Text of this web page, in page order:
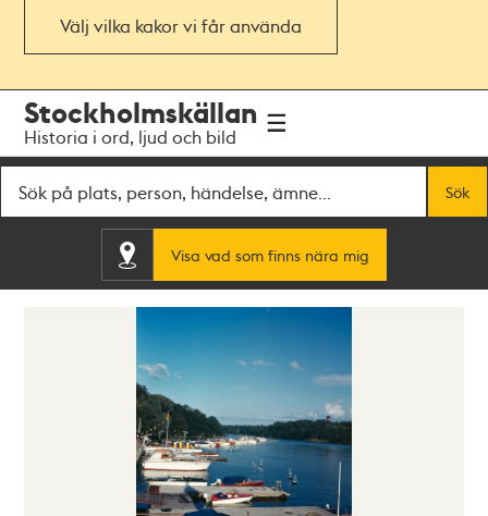
Välj vilka kakor vi får använda
navigationen
huvudinnehållet
Stockholmskällan
Historia i ord, ljud och bild
Sök
Visa vad som finns nära mig